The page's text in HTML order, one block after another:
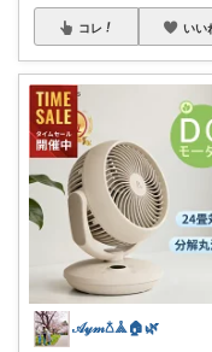
コレ いい
𝒜𝓎𝓂𖡿‬𖣰🏠🌿